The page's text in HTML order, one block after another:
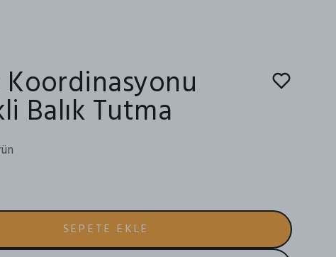
Koordinasyonu
Balık Tutma
SEPETE EKLE